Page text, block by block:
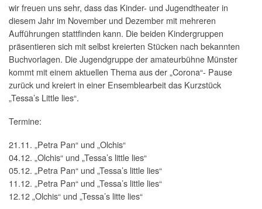
wir freuen uns sehr, dass das Kinder- und Jugendtheater in
diesem Jahr im November und Dezember mit mehreren
Aufführungen stattfinden kann. Die beiden Kindergruppen
präsentieren sich mit selbst kreierten Stücken nach bekannten
Buchvorlagen. Die Jugendgruppe der amateurbühne Münster
kommt mit einem aktuellen Thema aus der „Corona“- Pause
zurück und kreiert in einer Ensemblearbeit das Kurzstück
„Tessa’s Little lies“.
Termine:
21.11. „Petra Pan“ und „Olchis“
04.12. „Olchis“ und „Tessa’s little lies“
05.12. „Petra Pan“ und „Tessa’s little lies“
11.12. „Petra Pan“ und „Tessa’s little lies“
12.12 „Olchis“ und „Tessa’s litte lies“